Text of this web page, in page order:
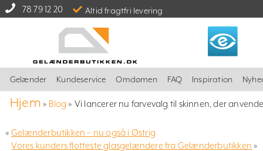
78 79 12 20 Altid fragtfri levering
Gelænder Kundeservice Omdømen FAQ Inspiration
Hjem » Blog » Vi lancerer nu farvevalg til skinnen, der
« Gelænderbutikken – nu også i Østrig
Vores kunders flotteste glasgelændere fra Gelænderbutikken »